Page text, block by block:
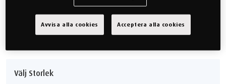
Addera
som tillval för att fullända din säng
Välj Storlek
Avvisa alla cookies Acceptera alla cookies